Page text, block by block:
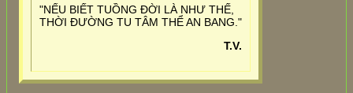
"NẾU BIẾT TUỒNG ĐỜI LÀ NHƯ THẾ,
THỜI ĐƯỜNG TU TÂM THỂ AN BANG."
T.V.